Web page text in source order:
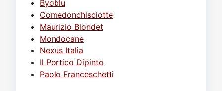
Byoblu
Comedonchisciotte
Maurizio Blondet
Mondocane
Nexus Italia
Il Portico Dipinto
Paolo Franceschetti